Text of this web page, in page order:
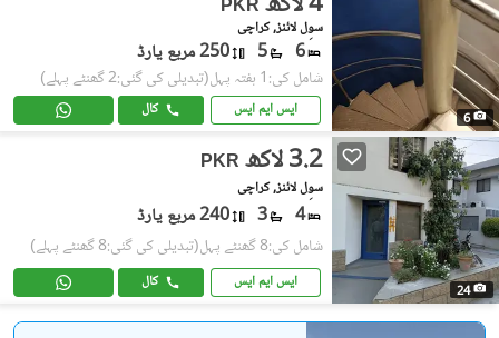
6
PKR
سوِل لائنز, کراچی
6
5 250 مربع یارڈ
شامل کی:1 ہفتہ پہل (تبدیلی کی گئی:2 گھنٹے پہلے)
ایس ایم ایس کال
24
PKR 3.2 لاکھ
سوِل لائنز, کراچی
4
3 240 مربع یارڈ
شامل کی:8 گھنٹے پہل (تبدیلی کی گئی:8 گھنٹے پہلے)
ایس ایم ایس کال